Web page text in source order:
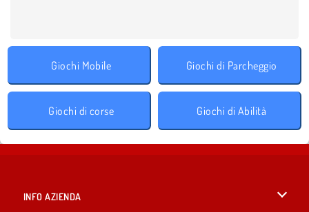
Giochi Mobile Giochi di Parcheggio
Giochi di corse Giochi di Abilità
INFO AZIENDA